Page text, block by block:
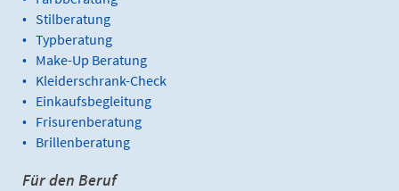
Stilberatung
Typberatung
Make-Up Beratung
Kleiderschrank-Check
Einkaufsbegleitung
Frisurenberatung
Brillenberatung
Für den Beruf